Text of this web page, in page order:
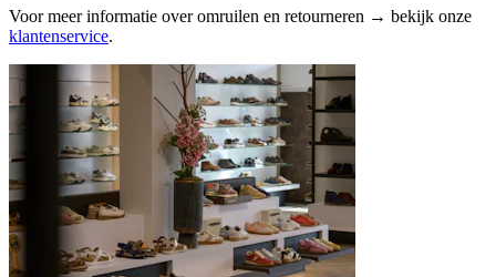
Voor meer informatie over omruilen en retourneren → bekijk onze
klantenservice.